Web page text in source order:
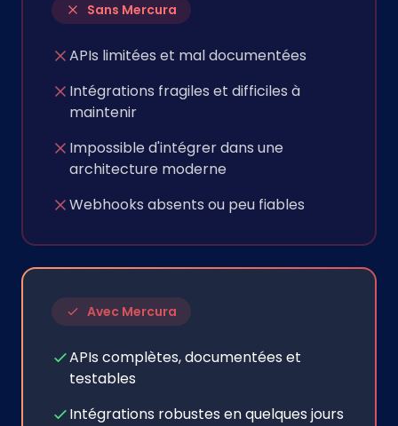
Sans Mercura
APIs limitées et mal documentées
Intégrations fragiles et difficiles à
maintenir
Impossible d'intégrer dans une
architecture moderne
Webhooks absents ou peu fiables
Avec Mercura
APIs complètes, documentées et
testables
Intégrations robustes en quelques jours